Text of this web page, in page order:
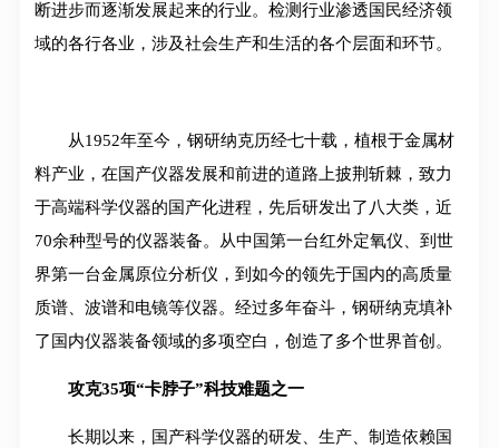
断进步而逐渐发展起来的行业。检测行业渗透国民经济领
域的各行各业，涉及社会生产和生活的各个层面和环节。
从1952年至今，钢研纳克历经七十载，植根于金属材
料产业，在国产仪器发展和前进的道路上披荆斩棘，致力
于高端科学仪器的国产化进程，先后研发出了八大类，近
70余种型号的仪器装备。从中国第一台红外定氧仪、到世
界第一台金属原位分析仪，到如今的领先于国内的高质量
质谱、波谱和电镜等仪器。经过多年奋斗，钢研纳克填补
了国内仪器装备领域的多项空白，创造了多个世界首创。
攻克35项“卡脖子”科技难题之一
长期以来，国产科学仪器的研发、生产、制造依赖国